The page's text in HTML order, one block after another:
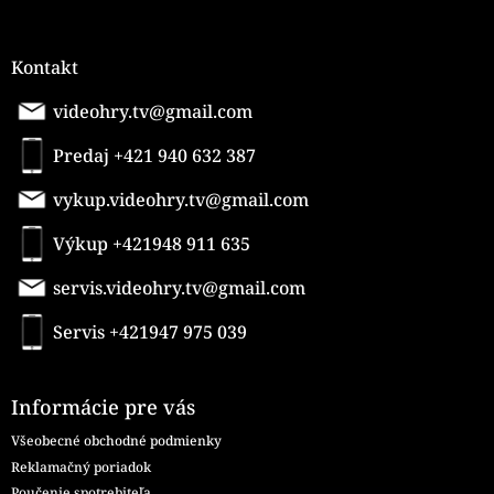
Kontakt
videohry.tv@gmail.com
Predaj +421 940 632 387
vykup.videohry.tv@gmail.com
Výkup +421948 911 635
servis.videohry.tv@gmail.com
Servis +421947 975 039
Informácie pre vás
Všeobecné obchodné podmienky
Reklamačný poriadok